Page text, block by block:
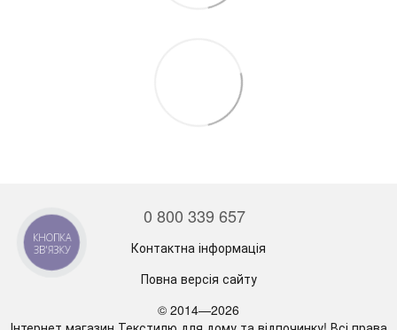
0 800 339 657
Контактна інформація
Повна версія сайту
© 2014—2026
КНОПКА
ЗВ'ЯЗКУ